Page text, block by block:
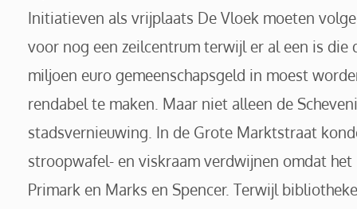
Initiatieven als vrijplaats De Vloek moeten
voor nog een zeilcentrum terwijl er al een is die
miljoen euro gemeenschapsgeld in moest
rendabel te maken. Maar niet alleen de
stadsvernieuwing. In de Grote Marktstraat
stroopwafel- en viskraam verdwijnen omdat
Primark en Marks en Spencer. Terwijl